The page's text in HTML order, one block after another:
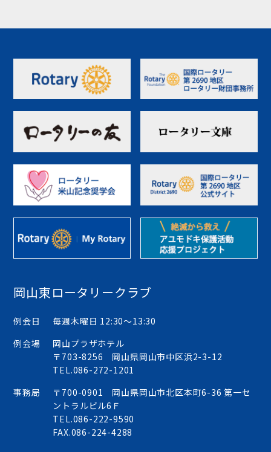
岡山東ロータリークラブ
例会日
毎週木曜日 12:30〜13:30
例会場
岡山プラザホテル
〒703-8256 岡山県岡山市中区浜2-3-12
TEL.086-272-1201
事務局
〒700-0901 岡山県岡山市北区本町6-36 第一セ
ントラルビル6Ｆ
TEL.086-222-9590
FAX.086-224-4288